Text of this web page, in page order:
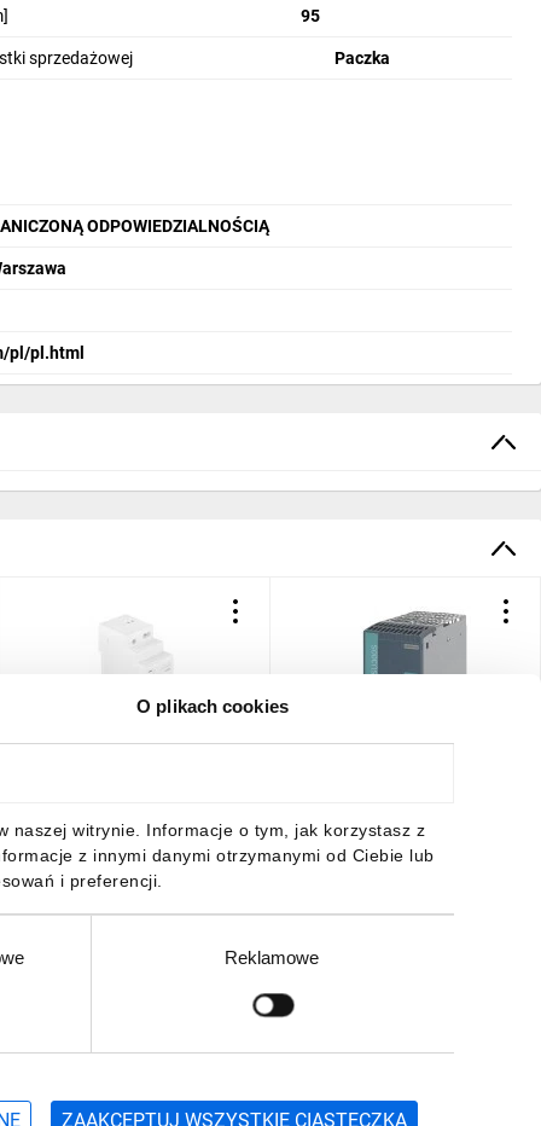
O plikach cookies
naszej witrynie. Informacje o tym, jak korzystasz z
z innymi danymi otrzymanymi od Ciebie lub
i preferencji.
Reklamowe
ZAAKCEPTUJ WSZYSTKIE CIASTECZKA
switch 4-portowy.
95
sprzedażowej Paczka
ODPOWIEDZIALNOŚCIĄ
pl/pl.html
30/24 EXT10000282
82,51 złbrutto
6EP1436-2BA10
1120,31 złbrutto
ZAPISZ SIĘ